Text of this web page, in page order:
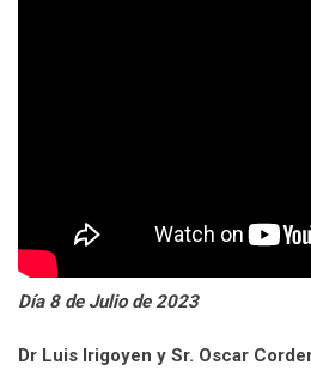
Día 8 de Julio de 2023
Dr Luis Irigoyen y Sr. Oscar